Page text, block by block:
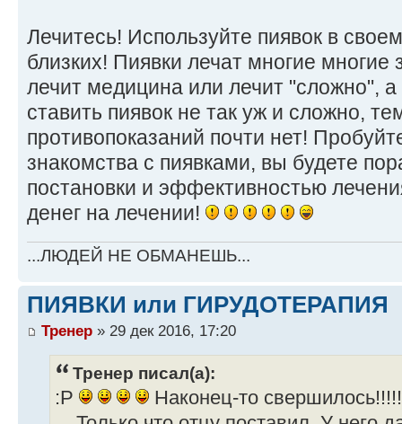
Лечитесь! Используйте пиявок в
близких! Пиявки лечат многие
лечит медицина или лечит "сложно",
ставить пиявок не так уж и сложно,
противопоказаний почти нет!
знакомства с пиявками, вы будете
постановки и эффективностью
денег на лечении!
...ЛЮДЕЙ НЕ ОБМАНЕШЬ...
ПИЯВКИ или ГИРУДОТЕРАПИЯ
Тренер » 29 дек 2016, 17:20
Тренер писал(а):
:P
Наконец-то